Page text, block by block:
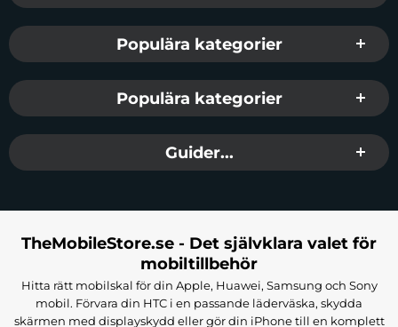
Populära kategorier
Populära kategorier
Guider...
TheMobileStore.se - Det självklara valet för
mobiltillbehör
Hitta rätt mobilskal för din Apple, Huawei, Samsung och Sony
mobil. Förvara din HTC i en passande läderväska, skydda
skärmen med displayskydd eller gör din iPhone till en komplett